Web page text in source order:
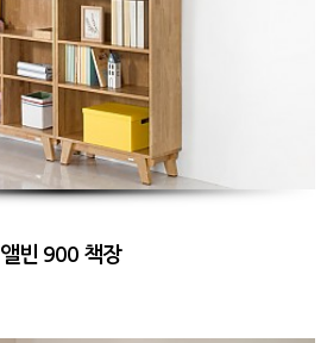
앨빈 900 책장